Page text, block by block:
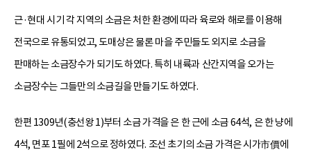
근·현대 시기 각 지역의 소금은 처한 환경에 따라 육로와 해로를 이용해
전국으로 유통되었고, 도매상은 물론 마을 주민들도 외지로 소금을
판매하는 소금장수가 되기도 하였다. 특히 내륙과 산간지역을 오가는
소금장수는 그들만의 소금길을 만들기도 하였다.
한편 1309년(충선왕 1)부터 소금 가격을 은 한 근에 소금 64석, 은 한 냥에
4석, 면포 1필에 2석으로 정하였다. 조선 초기의 소금 가격은 시가市價에